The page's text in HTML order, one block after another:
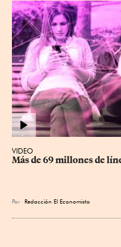
VIDEO
Más de 69 millones de
Por Redacción El Economista